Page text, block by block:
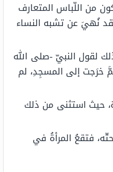
من اللّباس المتعارف
نُهيَ عن تشبه النساء
لقول النبيّ -صلى الله
خرَجت إلى المسجِدِ، لم
حيث استثنى من ذلك
فتقعُ المرأةُ في